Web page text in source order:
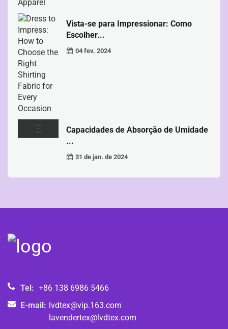
Vista-se para Impressionar: Como
Escolher...
04 fev. 2024
Capacidades de Absorção de Umidade
...
31 de jan. de 2024
Tel: +86 138 6986 5466
E-mail: lvdtex@vip.163.com
lavendertex@lvdtex.com